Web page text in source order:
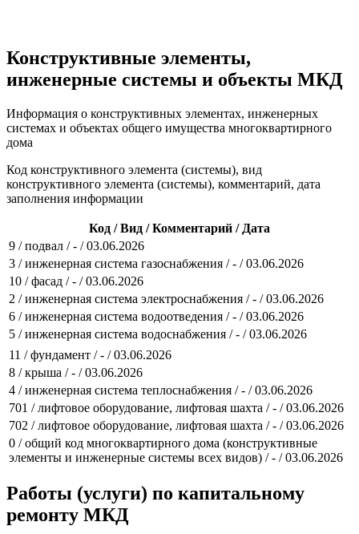
Конструктивные элементы,
инженерные системы и объекты МКД
Информация о конструктивных элементах, инженерных
системах и объектах общего имущества многоквартирного
дома
Код конструктивного элемента (системы), вид
конструктивного элемента (системы), комментарий, дата
заполнения информации
Код / Вид / Комментарий / Дата
9 / подвал / - / 03.06.2026
3 / инженерная система газоснабжения / - / 03.06.2026
10 / фасад / - / 03.06.2026
2 / инженерная система электроснабжения / - / 03.06.2026
6 / инженерная система водоотведения / - / 03.06.2026
5 / инженерная система водоснабжения / - / 03.06.2026
11 / фундамент / - / 03.06.2026
8 / крыша / - / 03.06.2026
4 / инженерная система теплоснабжения / - / 03.06.2026
701 / лифтовое оборудование, лифтовая шахта / - / 03.06.2026
702 / лифтовое оборудование, лифтовая шахта / - / 03.06.2026
0 / общий код многоквартирного дома (конструктивные
элементы и инженерные системы всех видов) / - / 03.06.2026
Работы (услуги) по капитальному
ремонту МКД